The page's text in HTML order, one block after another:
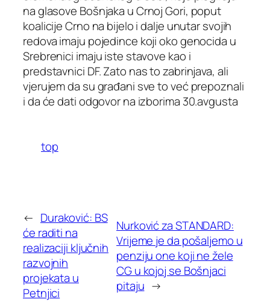
na glasove Bošnjaka u Crnoj Gori, poput
koalicije Crno na bijelo i dalje unutar svojih
redova imaju pojedince koji oko genocida u
Srebrenici imaju iste stavove kao i
predstavnici DF. Zato nas to zabrinjava, ali
vjerujem da su građani sve to već prepoznali
i da će dati odgovor na izborima 30.avgusta
top
← Duraković: BS
će raditi na
realizaciji ključnih
razvojnih
projekata u
Petnjici
Nurković za STANDARD:
Vrijeme je da pošaljemo u
penziju one koji ne žele
CG u kojoj se Bošnjaci
pitaju →